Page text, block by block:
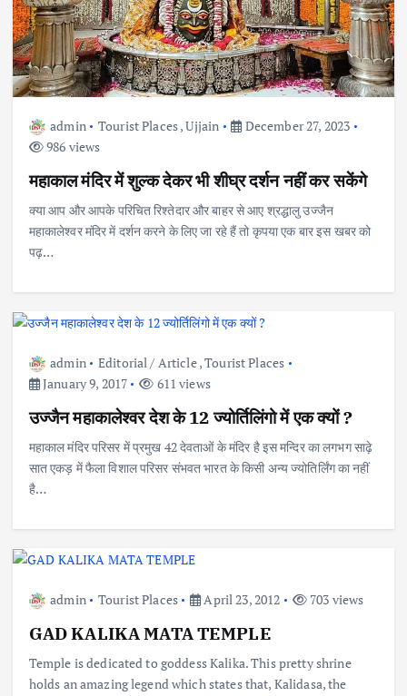
admin Tourist Places,Ujjain
December 27, 2023
986 views
महाकाल मंदिर में शुल्क देकर भी शीघ्र दर्शन नहीं कर सकेंगे
क्या आप और आपके परिचित रिश्तेदार और बाहर से आए श्रद्धालु उज्जैन
महाकालेश्वर मंदिर में दर्शन करने के लिए जा रहे हैं तो कृपया एक बार इस खबर को
पढ़…
admin Editorial / Article,Tourist Places
January 9, 2017
611 views
उज्जैन महाकालेश्वर देश के 12 ज्योर्तिलिंगो में एक क्यों ?
महाकाल मंदिर परिसर में प्रमुख 42 देवताओं के मंदिर है इस मन्दिर का लगभग साढ़े
सात एकड़ में फैला विशाल परिसर संभवत भारत के किसी अन्य ज्योतिर्लिंग का नहीं
है…
admin Tourist Places April 23, 2012 703 views
GAD KALIKA MATA TEMPLE
Temple is dedicated to goddess Kalika. This pretty shrine
holds an amazing legend which states that, Kalidasa, the